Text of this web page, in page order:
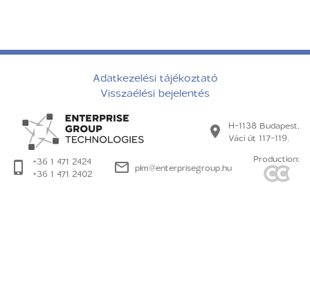
Adatkezelési tájékoztató
Visszaélési bejelentés
H-1138 Budapest,
Váci út 117-119.
+36 1 471 2424
+36 1 471 2402
plm@enterprisegroup.hu
Production: